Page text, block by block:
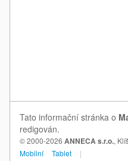
Tato informační stránka o
redigován.
© 2000-2026 ANNECA s.r.o.,
Mobilní
Tablet |